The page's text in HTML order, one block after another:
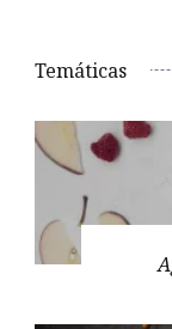
Temáticas